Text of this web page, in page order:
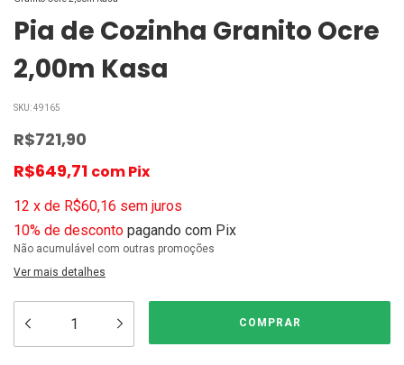
Pia de Cozinha Granito Ocre
2,00m Kasa
SKU:49165
R$721,90
R$649,71 comPix
12 x de R$60,16 sem juros
10% de desconto pagando com Pix
Não acumulável com outras promoções
Ver mais detalhes